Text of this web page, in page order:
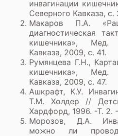
инвагинации
Северного Кавказа, с.
Макаров П.А.
диагностическая
кишечника», Мед.
Кавказа, 2009, с. 41.
Румянцева Г.Н.,
кишечника», Мед.
Кавказа, 2009, с. 47.
Ашкрафт, К.У.
Т.М. Холдер //
Хардфорд, 1996. -Т. 2.
Морозов, Д.А.
можно ли